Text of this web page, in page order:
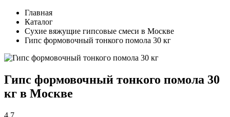
Главная
Каталог
Сухие вяжущие гипсовые смеси в Москве
Гипс формовочный тонкого помола 30 кг
Гипс формовочный тонкого помола 30
кг в Москве
4,7